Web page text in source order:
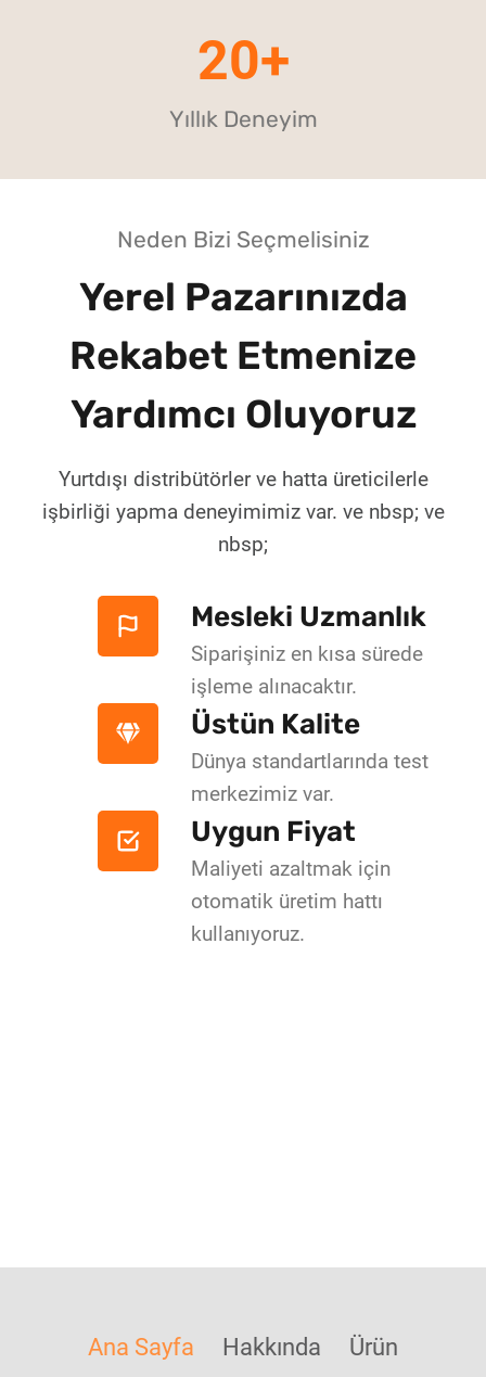
20+
Yıllık Deneyim
Neden Bizi Seçmelisiniz
Yerel Pazarınızda
Rekabet Etmenize
Yardımcı Oluyoruz
Yurtdışı distribütörler ve hatta üreticilerle
işbirliği yapma deneyimimiz var. ve nbsp; ve
nbsp;
Mesleki Uzmanlık
Siparişiniz en kısa sürede
işleme alınacaktır.
Üstün Kalite
Dünya standartlarında test
merkezimiz var.
Uygun Fiyat
Maliyeti azaltmak için
otomatik üretim hattı
kullanıyoruz.
Ana Sayfa Hakkında Ürün